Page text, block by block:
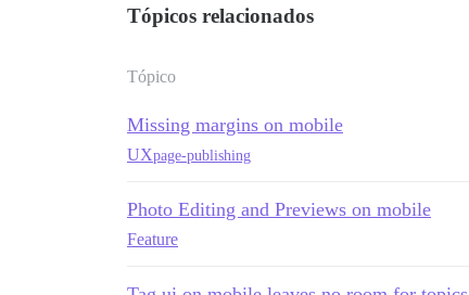
Tópicos relacionados
Tópico
Missing margins on mobile
UXpage-publishing
Photo Editing and Previews on mobile
Feature